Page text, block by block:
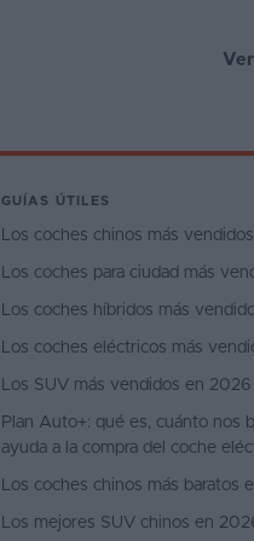
GUÍAS ÚTILES
Los coches chinos más
Los coches para ciudad más
Los coches híbridos más
Los coches eléctricos más
Los SUV más vendidos en 2026
Plan Auto+: qué es, cuánto nos
ayuda a la compra del coche
Los coches chinos más baratos
Los mejores SUV chinos en